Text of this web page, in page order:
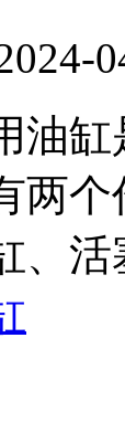
油
两
、